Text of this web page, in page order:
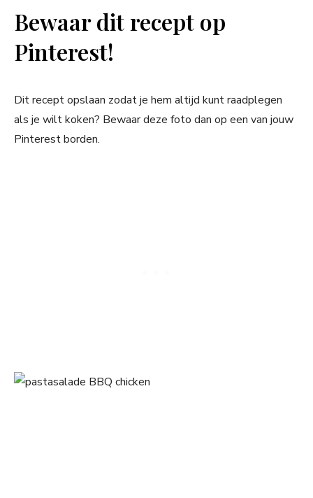
Bewaar dit recept op
Pinterest!
Dit recept opslaan zodat je hem altijd kunt raadplegen
als je wilt koken? Bewaar deze foto dan op een van jouw
Pinterest borden.